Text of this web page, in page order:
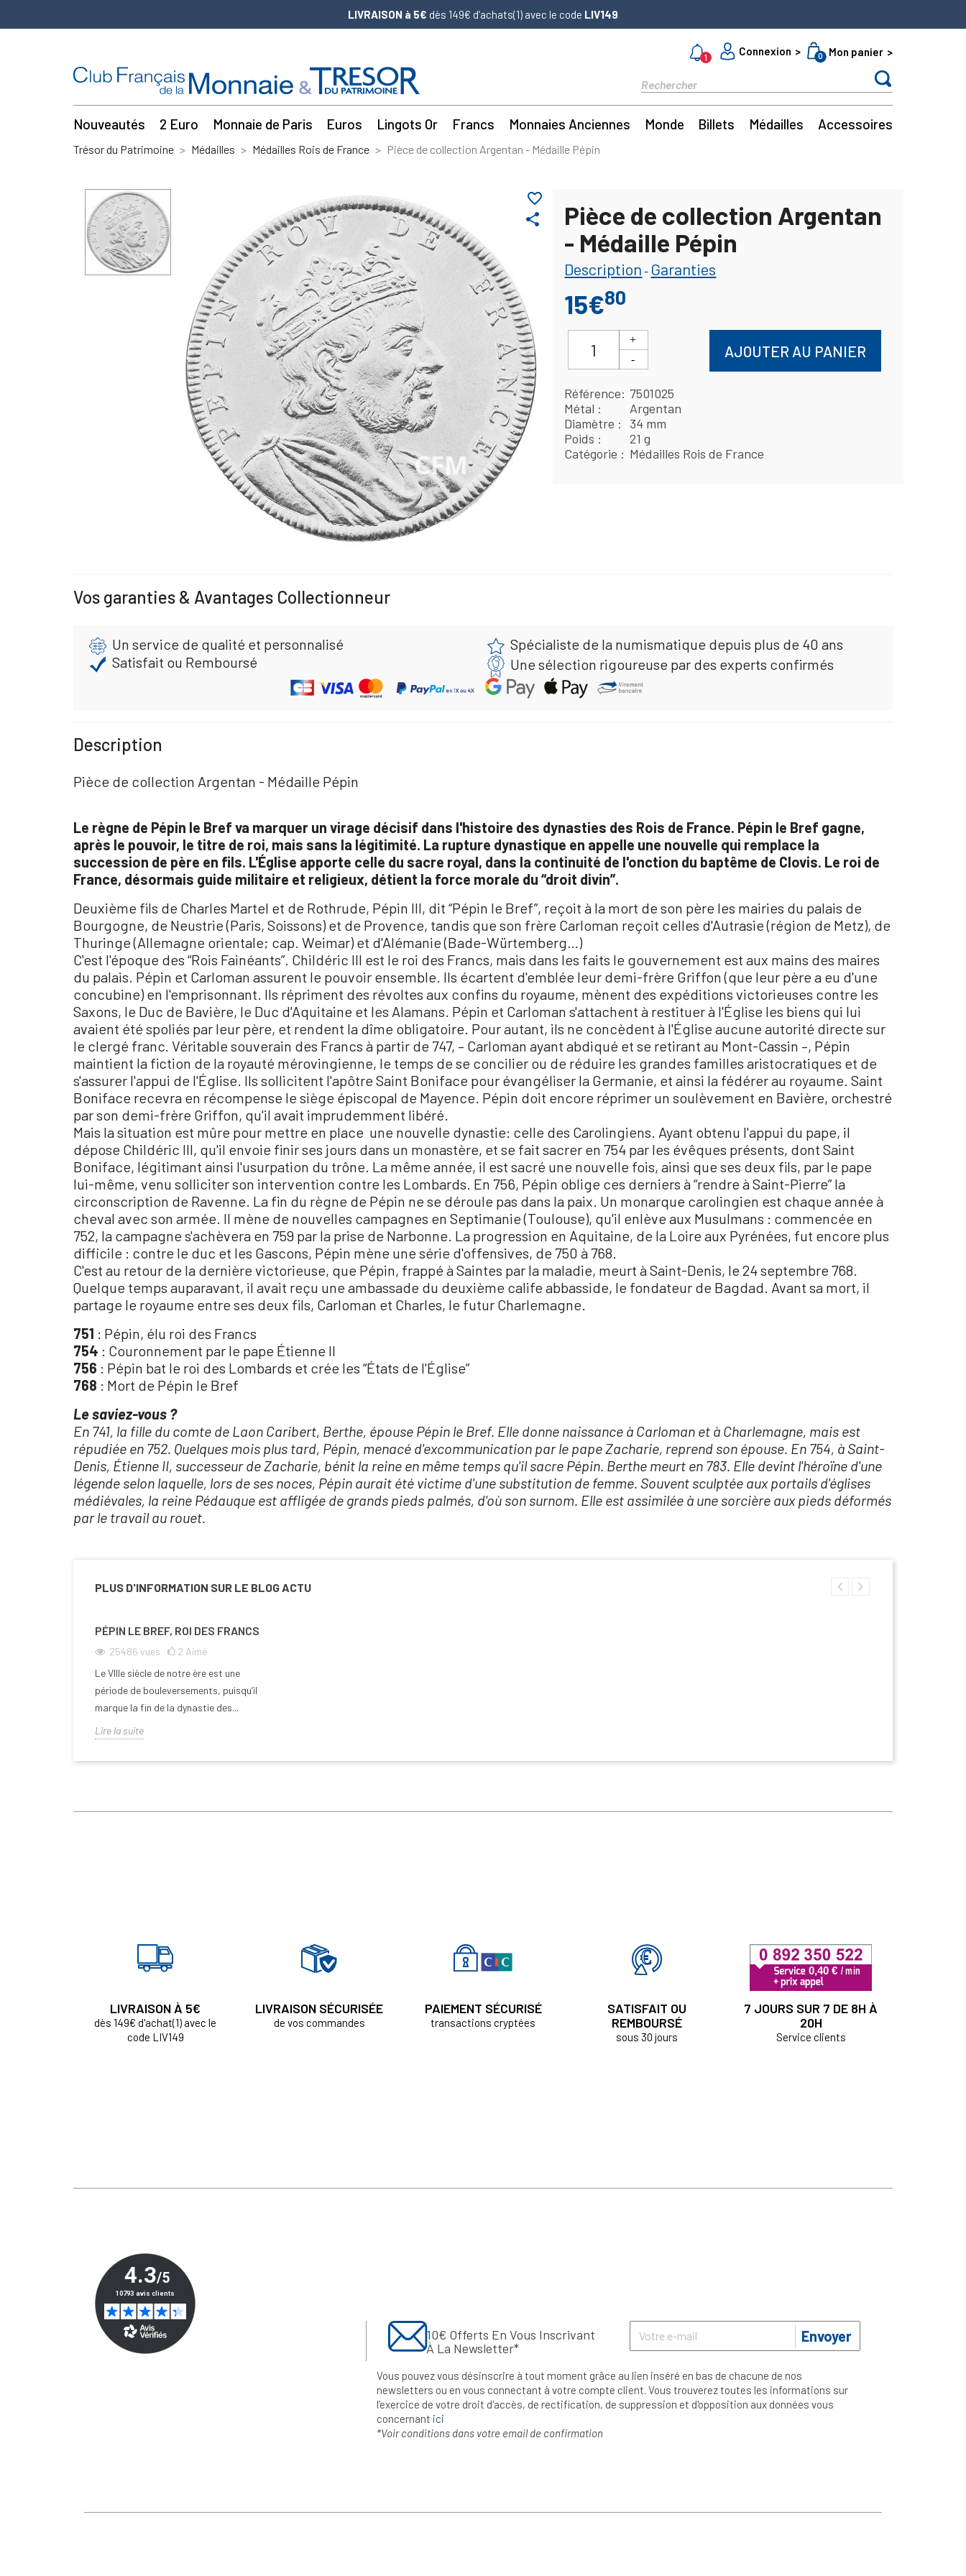
LIVRAISON à 5€ dès 149€ d’achats(1) avec le code LIV149
1
Connexion 0 Mon panier
Nouveautés 2 Euro Monnaie de Paris Euros Lingots Or Francs Monnaies Anciennes Monde Billets Médailles Accessoires
Trésor du Patrimoine Médailles Médailles Rois de France Pièce de collection Argentan - Médaille Pépin
share
favorite_border
Pièce de collection Argentan
- Médaille Pépin
Description - Garanties
15€80
AJOUTER AU PANIER
Référence
7501025
Métal
Argentan
Diamètre
34 mm
Poids
21 g
Catégorie
Médailles Rois de France
Vos garanties & Avantages Collectionneur
Un service de qualité et personnalisé
Spécialiste de la numismatique depuis plus de 40 ans
Satisfait ou Remboursé
Une sélection rigoureuse par des experts confirmés
Description
Pièce de collection Argentan - Médaille Pépin
Le règne de Pépin le Bref va marquer un virage décisif dans l'histoire des dynasties des Rois de France. Pépin le Bref gagne,
après le pouvoir, le titre de roi, mais sans la légitimité. La rupture dynastique en appelle une nouvelle qui remplace la
succession de père en fils. L'Église apporte celle du sacre royal, dans la continuité de l'onction du baptême de Clovis. Le roi de
France, désormais guide militaire et religieux, détient la force morale du “droit divin”.
Deuxième fils de Charles Martel et de Rothrude, Pépin III, dit “Pépin le Bref”, reçoit à la mort de son père les mairies du palais de
Bourgogne, de Neustrie (Paris, Soissons) et de Provence, tandis que son frère Carloman reçoit celles d'Autrasie (région de Metz), de
Thuringe (Allemagne orientale; cap. Weimar) et d'Alémanie (Bade-Würtemberg…)
C'est l'époque des “Rois Fainéants”. Childéric III est le roi des Francs, mais dans les faits le gouvernement est aux mains des maires
du palais. Pépin et Carloman assurent le pouvoir ensemble. Ils écartent d'emblée leur demi-frère Griffon (que leur père a eu d'une
concubine) en l'emprisonnant. Ils répriment des révoltes aux confins du royaume, mènent des expéditions victorieuses contre les
Saxons, le Duc de Bavière, le Duc d'Aquitaine et les Alamans. Pépin et Carloman s'attachent à restituer à l'Église les biens qui lui
avaient été spoliés par leur père, et rendent la dîme obligatoire. Pour autant, ils ne concèdent à l'Église aucune autorité directe sur
le clergé franc. Véritable souverain des Francs à partir de 747, – Carloman ayant abdiqué et se retirant au Mont-Cassin –, Pépin
maintient la fiction de la royauté mérovingienne, le temps de se concilier ou de réduire les grandes familles aristocratiques et de
s'assurer l'appui de l'Église. Ils sollicitent l'apôtre Saint Boniface pour évangéliser la Germanie, et ainsi la fédérer au royaume. Saint
Boniface recevra en récompense le siège épiscopal de Mayence. Pépin doit encore réprimer un soulèvement en Bavière, orchestré
par son demi-frère Griffon, qu'il avait imprudemment libéré.
Mais la situation est mûre pour mettre en place une nouvelle dynastie: celle des Carolingiens. Ayant obtenu l'appui du pape, il
dépose Childéric III, qu'il envoie finir ses jours dans un monastère, et se fait sacrer en 754 par les évêques présents, dont Saint
Boniface, légitimant ainsi l'usurpation du trône. La même année, il est sacré une nouvelle fois, ainsi que ses deux fils, par le pape
lui-même, venu solliciter son intervention contre les Lombards. En 756, Pépin oblige ces derniers à “rendre à Saint-Pierre” la
circonscription de Ravenne. La fin du règne de Pépin ne se déroule pas dans la paix. Un monarque carolingien est chaque année à
cheval avec son armée. Il mène de nouvelles campagnes en Septimanie (Toulouse), qu'il enlève aux Musulmans : commencée en
752, la campagne s'achèvera en 759 par la prise de Narbonne. La progression en Aquitaine, de la Loire aux Pyrénées, fut encore plus
difficile : contre le duc et les Gascons, Pépin mène une série d'offensives, de 750 à 768.
C'est au retour de la dernière victorieuse, que Pépin, frappé à Saintes par la maladie, meurt à Saint-Denis, le 24 septembre 768.
Quelque temps auparavant, il avait reçu une ambassade du deuxième calife abbasside, le fondateur de Bagdad. Avant sa mort, il
partage le royaume entre ses deux fils, Carloman et Charles, le futur Charlemagne.
751 : Pépin, élu roi des Francs
754 : Couronnement par le pape Étienne II
756 : Pépin bat le roi des Lombards et crée les “États de l'Église”
768 : Mort de Pépin le Bref
Le saviez-vous ?
En 741, la fille du comte de Laon Caribert, Berthe, épouse Pépin le Bref. Elle donne naissance à Carloman et à Charlemagne, mais est
répudiée en 752. Quelques mois plus tard, Pépin, menacé d'excommunication par le pape Zacharie, reprend son épouse. En 754, à Saint-
Denis, Étienne II, successeur de Zacharie, bénit la reine en même temps qu'il sacre Pépin. Berthe meurt en 783. Elle devint l'héroïne d'une
légende selon laquelle, lors de ses noces, Pépin aurait été victime d'une substitution de femme. Souvent sculptée aux portails d'églises
médiévales, la reine Pédauque est affligée de grands pieds palmés, d'où son surnom. Elle est assimilée à une sorcière aux pieds déformés
par le travail au rouet.
PLUS D'INFORMATION SUR LE BLOG ACTU
PÉPIN LE BREF, ROI DES FRANCS
25486 vues 2 Aimé
Le VIIIe siècle de notre ère est une
période de bouleversements, puisqu’il
marque la fin de la dynastie des...
Lire la suite
LIVRAISON À 5€
dès 149€ d'achat(1) avec le
code LIV149
LIVRAISON SÉCURISÉE
de vos commandes
PAIEMENT SÉCURISÉ
transactions cryptées
SATISFAIT OU
REMBOURSÉ
sous 30 jours
7 JOURS SUR 7 DE 8H À
20H
Service clients
10€ Offerts En Vous Inscrivant
À La Newsletter*
Envoyer
Vous pouvez vous désinscrire à tout moment grâce au lien inséré en bas de chacune de nos
newsletters ou en vous connectant à votre compte client. Vous trouverez toutes les informations sur
l’exercice de votre droit d'accès, de rectification, de suppression et d'opposition aux données vous
concernant ici
*Voir conditions dans votre email de confirmation